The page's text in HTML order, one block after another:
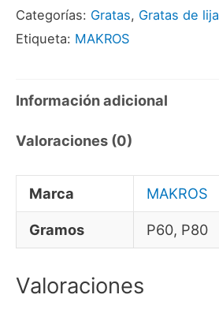
Categorías: Gratas, Gratas de lija
Etiqueta: MAKROS
Información adicional
Valoraciones (0)
Marca MAKROS
Gramos P60, P80
Valoraciones